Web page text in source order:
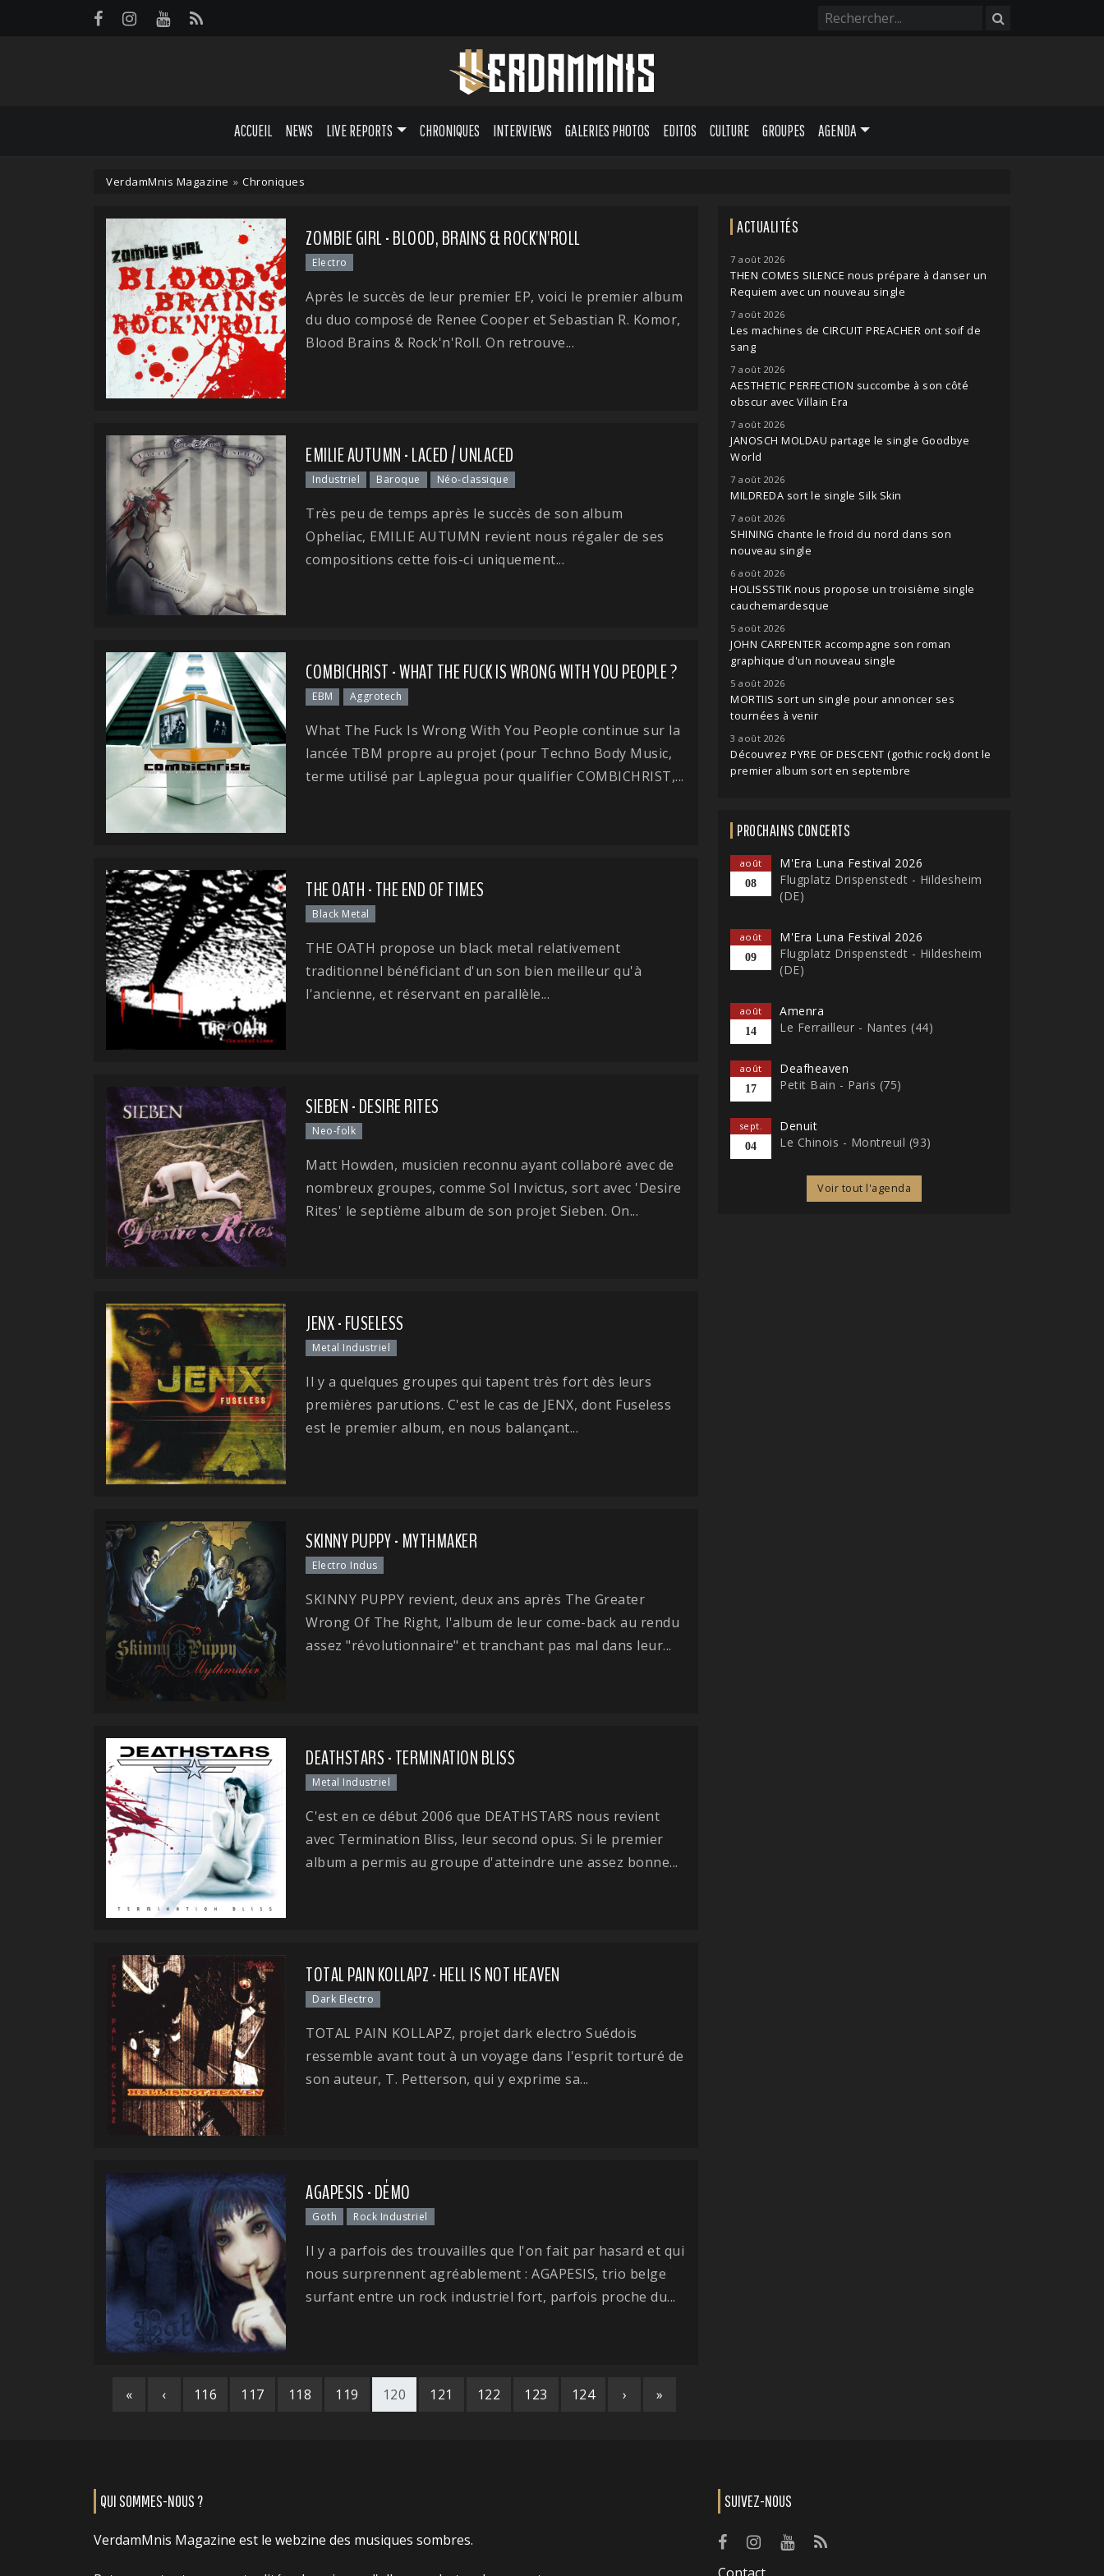
ACCUEIL NEWS LIVE REPORTS CHRONIQUES INTERVIEWS GALERIES PHOTOS EDITOS CULTURE GROUPES AGENDA
VerdamMnis Magazine » Chroniques
ZOMBIE GIRL - BLOOD, BRAINS & ROCK'N'ROLL
Electro
Après le succès de leur premier EP, voici le premier album
du duo composé de Renee Cooper et Sebastian R. Komor,
Blood Brains & Rock'n'Roll. On retrouve...
EMILIE AUTUMN - LACED / UNLACED
Industriel Baroque Néo-classique
Très peu de temps après le succès de son album
Opheliac, EMILIE AUTUMN revient nous régaler de ses
compositions cette fois-ci uniquement...
COMBICHRIST - WHAT THE FUCK IS WRONG WITH YOU PEOPLE ?
EBM Aggrotech
What The Fuck Is Wrong With You People continue sur la
lancée TBM propre au projet (pour Techno Body Music,
terme utilisé par Laplegua pour qualifier COMBICHRIST,...
THE OATH - THE END OF TIMES
Black Metal
THE OATH propose un black metal relativement
traditionnel bénéficiant d'un son bien meilleur qu'à
l'ancienne, et réservant en parallèle...
SIEBEN - DESIRE RITES
Neo-folk
Matt Howden, musicien reconnu ayant collaboré avec de
nombreux groupes, comme Sol Invictus, sort avec 'Desire
Rites' le septième album de son projet Sieben. On...
JENX - FUSELESS
Metal Industriel
Il y a quelques groupes qui tapent très fort dès leurs
premières parutions. C'est le cas de JENX, dont Fuseless
est le premier album, en nous balançant...
SKINNY PUPPY - MYTHMAKER
Electro Indus
SKINNY PUPPY revient, deux ans après The Greater
Wrong Of The Right, l'album de leur come-back au rendu
assez "révolutionnaire" et tranchant pas mal dans leur...
DEATHSTARS - TERMINATION BLISS
Metal Industriel
C'est en ce début 2006 que DEATHSTARS nous revient
avec Termination Bliss, leur second opus. Si le premier
album a permis au groupe d'atteindre une assez bonne...
TOTAL PAIN KOLLAPZ - HELL IS NOT HEAVEN
Dark Electro
TOTAL PAIN KOLLAPZ, projet dark electro Suédois
ressemble avant tout à un voyage dans l'esprit torturé de
son auteur, T. Petterson, qui y exprime sa...
AGAPESIS - DÉMO
Goth Rock Industriel
Il y a parfois des trouvailles que l'on fait par hasard et qui
nous surprennent agréablement : AGAPESIS, trio belge
surfant entre un rock industriel fort, parfois proche du...
« ‹ 116 117 118 119 120 121 122 123 124 › »
ACTUALITÉS
7 août 2026
THEN COMES SILENCE nous prépare à danser un
Requiem avec un nouveau single
7 août 2026
Les machines de CIRCUIT PREACHER ont soif de
sang
7 août 2026
AESTHETIC PERFECTION succombe à son côté
obscur avec Villain Era
7 août 2026
JANOSCH MOLDAU partage le single Goodbye
World
7 août 2026
MILDREDA sort le single Silk Skin
7 août 2026
SHINING chante le froid du nord dans son
nouveau single
6 août 2026
HOLISSSTIK nous propose un troisième single
cauchemardesque
5 août 2026
JOHN CARPENTER accompagne son roman
graphique d'un nouveau single
5 août 2026
MORTIIS sort un single pour annoncer ses
tournées à venir
3 août 2026
Découvrez PYRE OF DESCENT (gothic rock) dont le
premier album sort en septembre
PROCHAINS CONCERTS
août
08
M'Era Luna Festival 2026
Flugplatz Drispenstedt - Hildesheim
(DE)
août
09
M'Era Luna Festival 2026
Flugplatz Drispenstedt - Hildesheim
(DE)
août
14
Amenra
Le Ferrailleur - Nantes (44)
août
17
Deafheaven
Petit Bain - Paris (75)
sept.
04
Denuit
Le Chinois - Montreuil (93)
Voir tout l'agenda
QUI SOMMES-NOUS ?
VerdamMnis Magazine est le webzine des musiques sombres.
SUIVEZ-NOUS
Panneau de gestion des cookies